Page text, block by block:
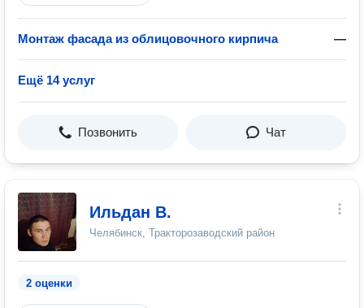
Монтаж фасада из облицовочного кирпича —
Ещё 14 услуг
Позвонить Чат
Ильдан В.
Челябинск, Тракторозаводский район
2 оценки